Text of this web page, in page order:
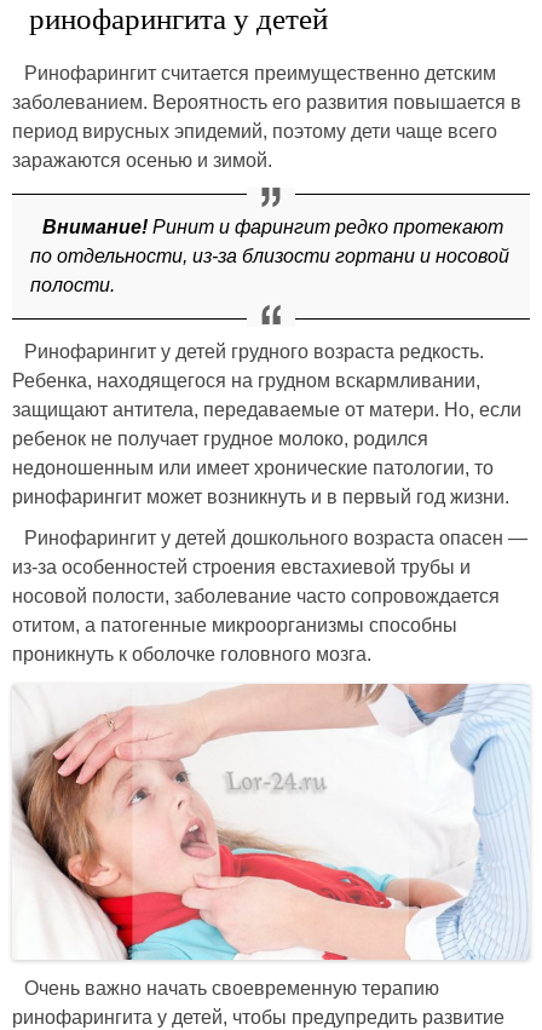
ринофарингита у детей
Ринофарингит считается преимущественно детским
заболеванием. Вероятность его развития повышается в
период вирусных эпидемий, поэтому дети чаще всего
заражаются осенью и зимой.
Внимание! Ринит и фарингит редко протекают
по отдельности, из-за близости гортани и носовой
полости.
Ринофарингит у детей грудного возраста редкость.
Ребенка, находящегося на грудном вскармливании,
защищают антитела, передаваемые от матери. Но, если
ребенок не получает грудное молоко, родился
недоношенным или имеет хронические патологии, то
ринофарингит может возникнуть и в первый год жизни.
Ринофарингит у детей дошкольного возраста опасен —
из-за особенностей строения евстахиевой трубы и
носовой полости, заболевание часто сопровождается
отитом, а патогенные микроорганизмы способны
проникнуть к оболочке головного мозга.
Очень важно начать своевременную терапию
ринофарингита у детей, чтобы предупредить развитие